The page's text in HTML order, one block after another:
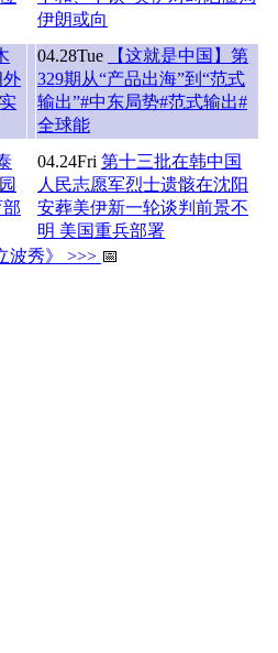
伊朗或向
外
04.28Tue
【这就是中国】第
329期从“产品出海”到“范式
输出”#中东局势#范式输出#
全球能
04.24Fri 第十三批在韩中国
人民志愿军烈士遗骸在沈阳
安葬美伊新一轮谈判前景不
明 美国重兵部署
波秀》 >>> 📅